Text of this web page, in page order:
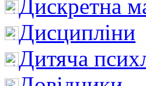
Дискретна
Дисципліни
Дитяча